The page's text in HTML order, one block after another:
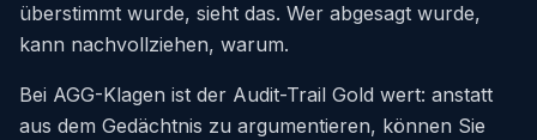
überstimmt wurde, sieht das. Wer abgesagt wurde,
kann nachvollziehen, warum.
Bei AGG-Klagen ist der Audit-Trail Gold wert: anstatt
aus dem Gedächtnis zu argumentieren, können Sie